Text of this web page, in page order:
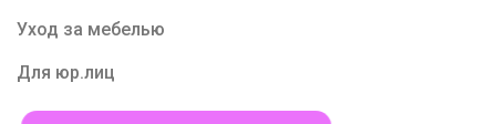
Уход за мебелью
Для юр.лиц